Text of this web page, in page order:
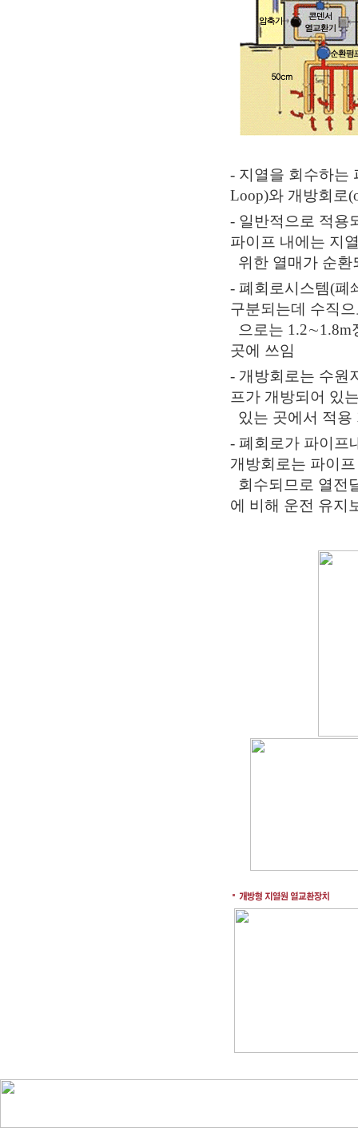
- 지열을 회수하는
Loop)와 개방회로
- 일반적으로 적용
파이프 내에는 지
위한 열매가 순
- 폐회로시스템(폐
구분되는데 수직
으로는 1.2∼1.8m
곳에 쓰임
- 개방회로는 수원
프가 개방되어 있
있는 곳에서 적용
- 폐회로가 파이프
개방회로는 파이
회수되므로 열전
에 비해 운전 유지